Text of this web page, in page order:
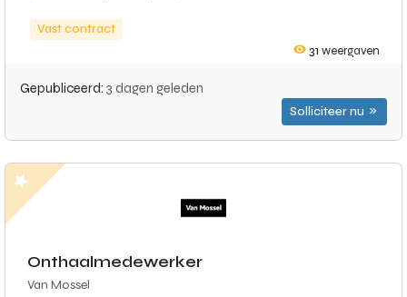
Vast contract
31 weergaven
Gepubliceerd: 3 dagen geleden
Solliciteer nu
Onthaalmedewerker
Van Mossel